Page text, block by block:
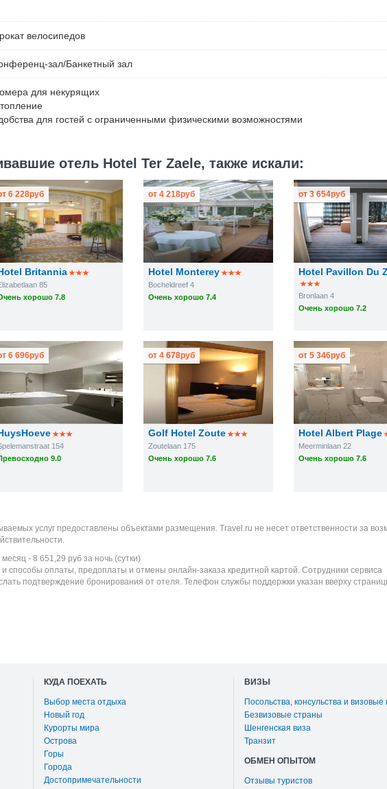
велосипедов
зал/Банкетный зал
для некурящих
для гостей с ограниченными физическими возможностями
отель Hotel Ter Zaele, также искали:
Britannia
85
хорошо 7.8
6 228руб
Hotel Monterey
Bocheldreef 4
Очень хорошо 7.4
от 4 218руб
Hotel Pavillon Du
Bronlaan 4
Очень хорошо 7.2
от3 654руб
154
9.0
6 696руб
Golf Hotel Zoute
Zoutelaan 175
Очень хорошо 7.6
от 4 678руб
Hotel Albert Plage
Meerminlaan 22
Очень хорошо 7.6
от5 346руб
услуг предоставлены объектами размещения. Travel.ru не несет ответственности за
- 8 651,29 руб за ночь (сутки)
способы оплаты, предоплаты и отмены онлайн-заказа кредитной картой. Сотрудники сервиса
подтверждение бронирования от отеля. Телефон службы поддержки указан вверху
КУДА ПОЕХАТЬ
Выбор места отдыха
Новый год
Курорты мира
Острова
Горы
Города
Достопримечательности
ВИЗЫ
Посольства, консульства и
Безвизовые страны
Шенгенская виза
Транзит
ОБМЕН ОПЫТОМ
Отзывы туристов